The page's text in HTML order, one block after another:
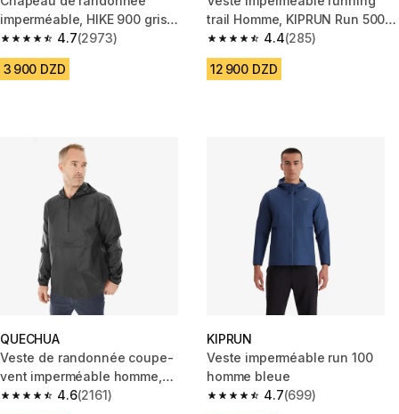
imperméable, HIKE 900 gris
clair
4.7
4.7 out of 5 stars from 2973 reviews
(2973)
3 900 DZD
trail Homme, KIPRUN Run 500
noir
4.4
4.4 out of 5 stars from 285
(285)
12 900 DZD
QUECHUA
Veste de randonnée coupe-
vent imperméable homme,
Raincut 1/2 Zip noir
4.6
4.6 out of 5 stars from 2161 reviews
(2161)
KIPRUN
Veste imperméable run 100
homme bleue
4.7
4.7 out of 5 stars from 699
(699)